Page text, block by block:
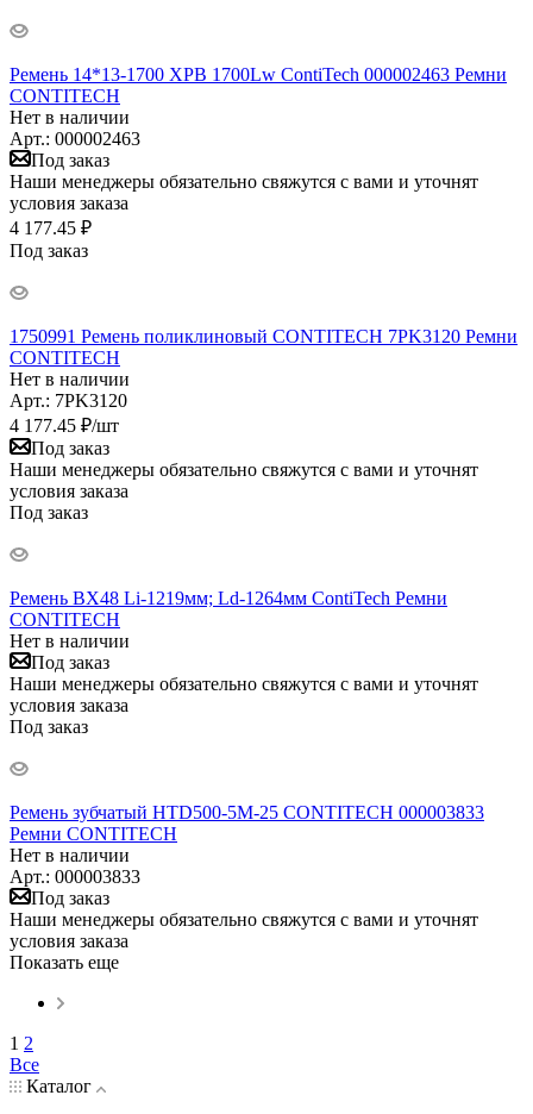
Ремень 14*13-1700 XPB 1700Lw ContiTech 000002463 Ремни
CONTITECH
Нет в наличии
Арт.: 000002463
Под заказ
Наши менеджеры обязательно свяжутся с вами и уточнят
условия заказа
4 177.45 ₽
Под заказ
1750991 Ремень поликлиновый CONTITECH 7PK3120 Ремни
CONTITECH
Нет в наличии
Арт.: 7PK3120
4 177.45 ₽/шт
Под заказ
Наши менеджеры обязательно свяжутся с вами и уточнят
условия заказа
Под заказ
Ремень BX48 Li-1219мм; Ld-1264мм ContiTech Ремни
CONTITECH
Нет в наличии
Под заказ
Наши менеджеры обязательно свяжутся с вами и уточнят
условия заказа
Под заказ
Ремень зубчатый HTD500-5M-25 CONTITECH 000003833
Ремни CONTITECH
Нет в наличии
Арт.: 000003833
Под заказ
Наши менеджеры обязательно свяжутся с вами и уточнят
условия заказа
Показать еще
1 2
Все
Каталог